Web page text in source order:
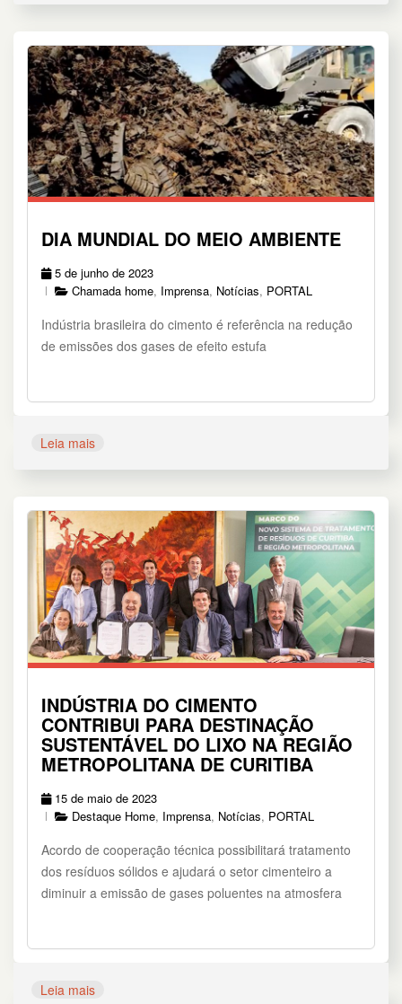
DIA MUNDIAL DO MEIO AMBIENTE
5 de junho de 2023
Chamada home, Imprensa, Notícias, PORTAL
Indústria brasileira do cimento é referência na redução
de emissões dos gases de efeito estufa
Leia mais
INDÚSTRIA DO CIMENTO
CONTRIBUI PARA DESTINAÇÃO
SUSTENTÁVEL DO LIXO NA REGIÃO
METROPOLITANA DE CURITIBA
15 de maio de 2023
Destaque Home, Imprensa, Notícias, PORTAL
Acordo de cooperação técnica possibilitará tratamento
dos resíduos sólidos e ajudará o setor cimenteiro a
diminuir a emissão de gases poluentes na atmosfera
Leia mais